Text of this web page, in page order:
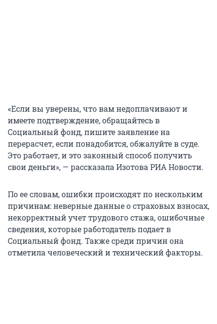
«Если вы уверены, что вам недоплачивают и
имеете подтверждение, обращайтесь в
Социальный фонд, пишите заявление на
перерасчет, если понадобится, обжалуйте в суде.
Это работает, и это законный способ получить
свои деньги», — рассказала Изотова РИА Новости.
По ее словам, ошибки происходят по нескольким
причинам: неверные данные о страховых взносах,
некорректный учет трудового стажа, ошибочные
сведения, которые работодатель подает в
Социальный фонд. Также среди причин она
отметила человеческий и технический факторы.